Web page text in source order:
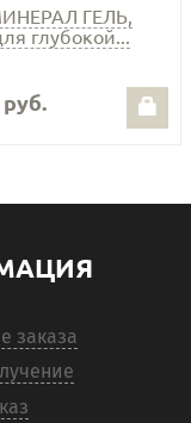
ГЕЛЬ,
глубокой...
руб.
заказа